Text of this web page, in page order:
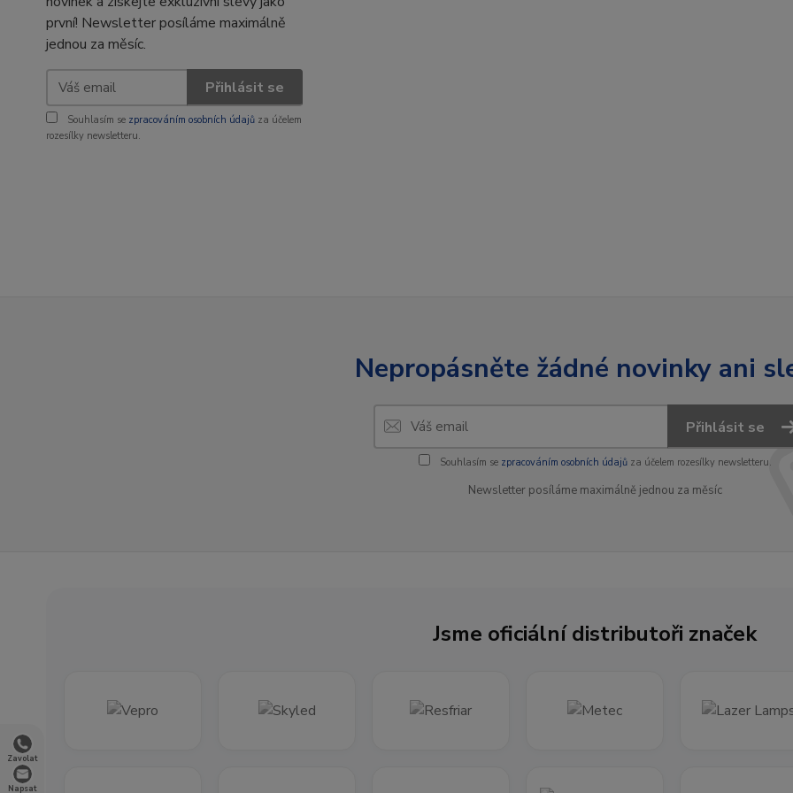
Zavolat
Napsat
první! Newsletter posíláme maximálně
jednou za měsíc.
Přihlásit se
Souhlasím se zpracováním osobních údajů za účelem
rozesílky newsletteru.
Nepropásněte žádné novinky ani
Přihlásit se
Souhlasím se zpracováním osobních údajůza účelem rozesílky newsletteru.
Newsletter posíláme maximálně jednou za měsíc
Jsme oficiální distributoři značek